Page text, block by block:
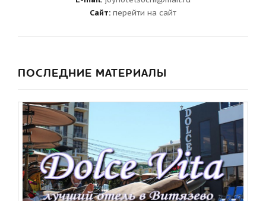
Сайт: перейти на сайт
ПОСЛЕДНИЕ МАТЕРИАЛЫ